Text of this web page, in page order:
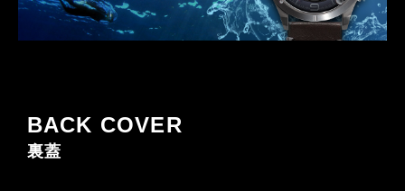
BACK COVER
裏蓋